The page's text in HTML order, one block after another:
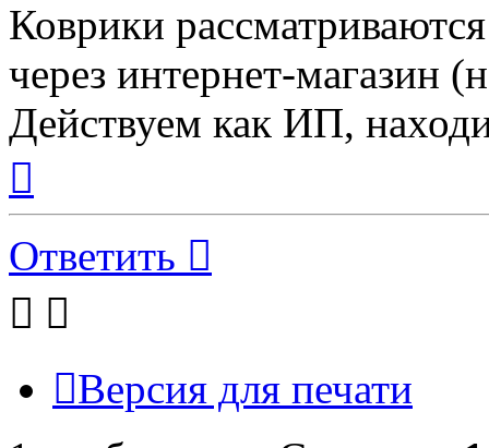
Коврики
через интернет-магазин
Действуем как ИП,
началу
Ответить
Версия для печати